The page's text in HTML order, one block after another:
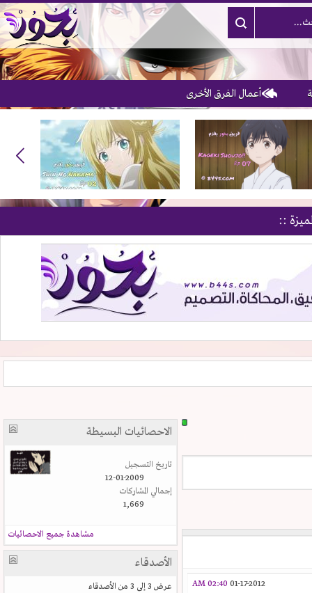
أعمال الفرق الأخرى
::
01-17-2012
02:40 AM
الاحصائيات البسيطة
تاريخ التسجيل
12-01-2009
إجمالي المشاركات
1,669
مشاهدة جميع الاحصائيات
الأصدقاء
عرض 3 إلى 3 من الأصدقاء